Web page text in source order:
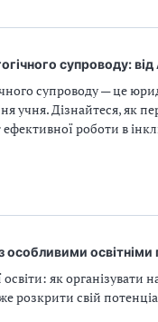
супроводу: від
супроводу — це
учня. Дізнайтеся, як
роботи в
з особливими
як організувати
розкрити свій